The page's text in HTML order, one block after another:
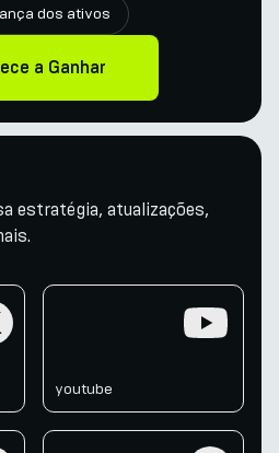
dos ativos
a Ganhar
estratégia, atualizações,
youtube